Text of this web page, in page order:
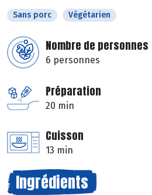
Sans porc Végétarien
Nombre de personnes
6 personnes
Préparation
20 min
Cuisson
13 min
Ingrédients